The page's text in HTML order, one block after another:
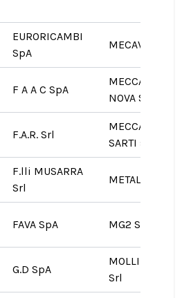
EURORICAMBI
SpA
MECAVIT Srl
F A A C SpA
MECCANICA
NOVA SpA
F.A.R. Srl
MECCANICA
SARTI srl
F.lli MUSARRA
Srl
METALFIN Snc
FAVA SpA MG2 Srl
G.D SpA
MOLLIFICIO
Srl